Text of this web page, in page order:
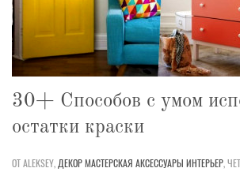
30+ Способов с умом
остатки краски
ОТ ALEKSEY, ДЕКОРМАСТЕРСКАЯ АКСЕССУАРЫ ИНТЕРЬЕР,